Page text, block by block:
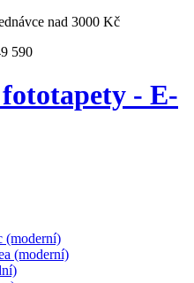
nad 3000 Kč
590
- E-
(moderní)
(moderní)